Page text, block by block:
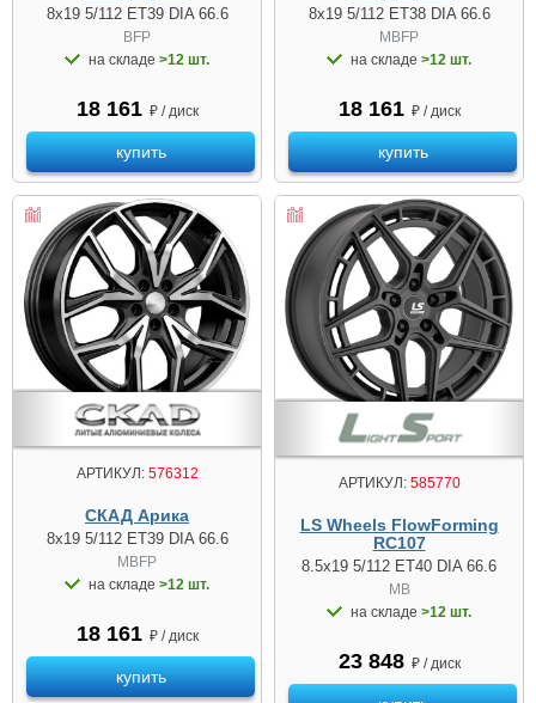
8x19 5/112 ET39 DIA 66.6
BFP
на складе >12 шт.
18 161 ₽ / диск
купить
8x19 5/112 ET38 DIA 66.6
MBFP
на складе >12 шт.
18 161 ₽ / диск
купить
АРТИКУЛ:576312
СКАД Арика
8x19 5/112 ET39 DIA 66.6
MBFP
на складе >12 шт.
18 161 ₽ / диск
купить
АРТИКУЛ:585770
LS Wheels FlowForming
RC107
8.5x19 5/112 ET40 DIA 66.6
MB
на складе >12 шт.
23 848 ₽ / диск